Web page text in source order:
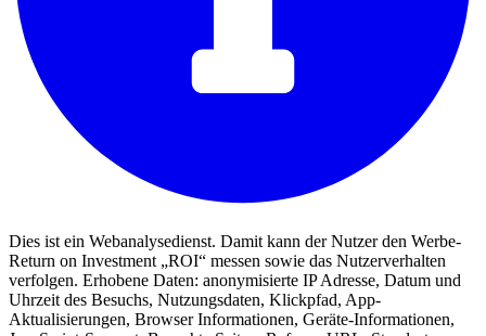
Dies ist ein Webanalysedienst. Damit kann der Nutzer den Werbe-
Return on Investment „ROI“ messen sowie das Nutzerverhalten
verfolgen. Erhobene Daten: anonymisierte IP Adresse, Datum und
Uhrzeit des Besuchs, Nutzungsdaten, Klickpfad, App-
Aktualisierungen, Browser Informationen, Geräte-Informationen,